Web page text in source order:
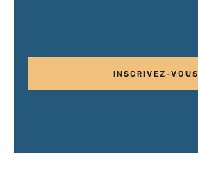
INSCRIVEZ-VOUS